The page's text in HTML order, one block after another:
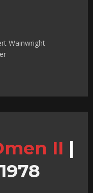
Wainwright
II |